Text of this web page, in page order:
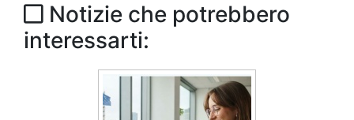
Notizie che potrebbero
interessarti: